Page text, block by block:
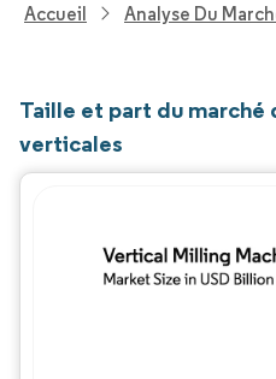
Accueil Analyse Du
Taille et part du marché
verticales